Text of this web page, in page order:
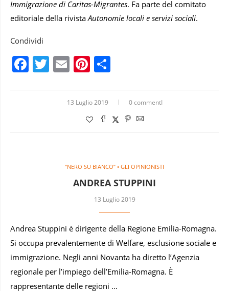
Immigrazione di Caritas-Migrantes. Fa parte del comitato
editoriale della rivistaAutonomie locali e servizi sociali.
Condividi
Facebook
Twitter
EmailPinterest
13 Luglio 2019 0 commentI
“NERO SU BIANCO” • GLI OPINIONISTI
ANDREA STUPPINI
13 Luglio 2019
Andrea Stuppini è dirigente della Regione Emilia-Romagna.
Si occupa prevalentemente di Welfare, esclusione sociale e
immigrazione. Negli anni Novanta ha diretto l’Agenzia
regionale per l’impiego dell’Emilia-Romagna. È
rappresentante delle regioni …